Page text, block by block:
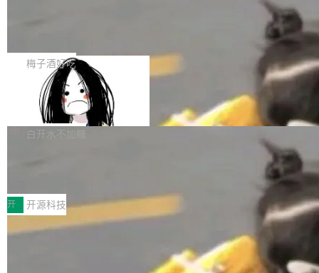
提交的编辑请求也长期处于待处理状态。 Groki
pedia 于去年底上线，定位为由人工智能生成内
容的百科平台，被马斯克视为传统众包百科网站
维基百科的替代方案。Lawfare 调查发现，无论
热门页面还是低关注度页面，均未出现近期更
是这样的：配 MessageSource 的 Bean、写 R
eloadableResourceBundleMessageSource、
声明 LocaleResolver、注册 LocaleChangeInt
erceptor…五六步之后才能看到第一行翻译文
本。 Solon 换了个方式。整个 i18n 模块围绕三
梅子酒好吃
Apache Doris 4.1 全面增强 Iceberg：
支持 UPDATE、MERGE INTO 与 Iceb
erg V3
Apache Doris 4.1 要补齐的，正是缺失的那一
半。在已有查询能力的基础上，Doris 进一步支
常维护操作，并完整支持 Iceberg V3 格式。
白开水不加糖
村国家自主创新示范区会议中心开幕。本届大会
由中关村智联软件服务业质量创新联盟主办，以
“智构可信·质创未来——AI原生时代的质量新范
式”为主题，直面AI从实验室走向规模化产业落地
的核心质量命题。会上，《2026智能研发生产力
开 开源科技